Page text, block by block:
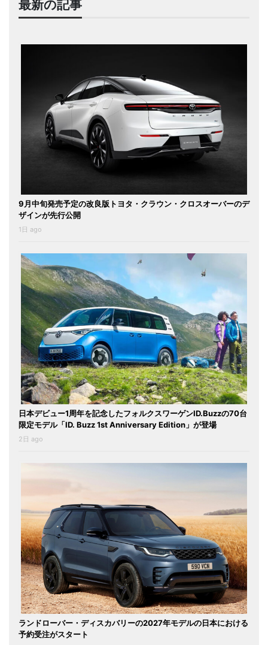
最新の記事
9月中旬発売予定の改良版トヨタ・クラウン・クロスオーバーのデ
ザインが先行公開
1日 ago
日本デビュー1周年を記念したフォルクスワーゲンID.Buzzの70台
限定モデル「ID. Buzz 1st Anniversary Edition」が登場
2日 ago
ランドローバー・ディスカバリーの2027年モデルの日本における
予約受注がスタート